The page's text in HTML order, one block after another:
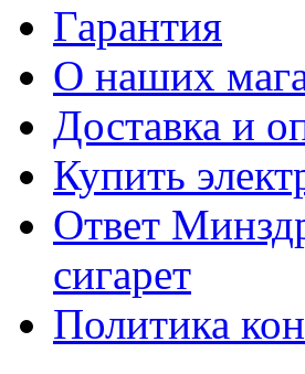
Гарантия
О наших
Доставка и
Купить
Ответ
сигарет
Политика